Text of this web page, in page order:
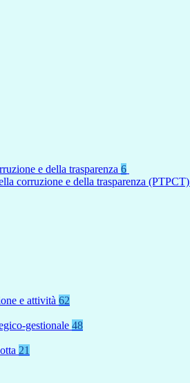
e della trasparenza 6
corruzione e della trasparenza (PTPCT)
e attività 62
gestionale 48
21